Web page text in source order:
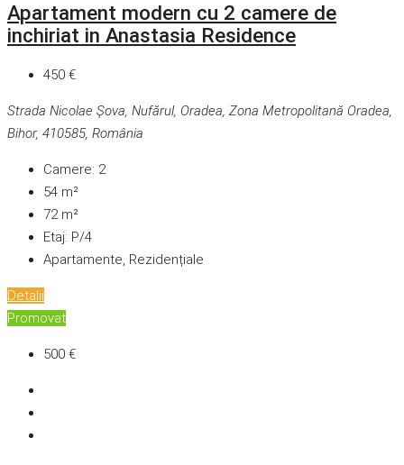
Apartament modern cu 2 camere de
inchiriat in Anastasia Residence
450 €
Strada Nicolae Șova, Nufărul, Oradea, Zona Metropolitană Oradea,
Bihor, 410585, România
Camere: 2
54 m²
72m²
Etaj: P/4
Apartamente, Rezidențiale
Detalii
Promovat
500 €